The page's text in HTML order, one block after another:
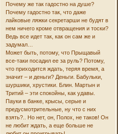
Почему же так гадостно на душе?
Почему гадостно так, что даже
лайковые ляжки секретарши не будят в
нем ничего кроме отвращения и тоски?
Ведь все идет так, как он сам же и
задумал…
Может быть, потому, что Прыщавый
все-таки посадил ее за руль? Потому,
что приходится ждать, теряя время, а
значит – и деньги? Деньги. Бабульки,
шуршики, хрустики. Блин. Мартын и
Тритий – эти спокойны, как удавы.
Пауки в банке, крысы, серые и
предусмотрительные, ну что с них
взять?.. Но нет, он, Полох, не таков! Он
не любит ждать, а еще больше не